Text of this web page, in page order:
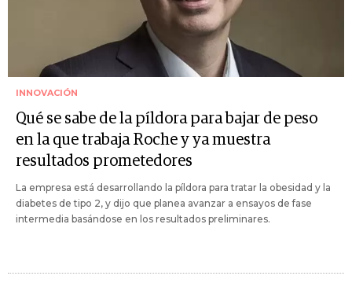
INNOVACIÓN
Qué se sabe de la píldora para bajar de peso
en la que trabaja Roche y ya muestra
resultados prometedores
La empresa está desarrollando la píldora para tratar la obesidad y la
diabetes de tipo 2, y dijo que planea avanzar a ensayos de fase
intermedia basándose en los resultados preliminares.